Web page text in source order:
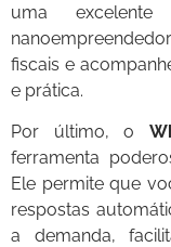
uma
fiscais e
e prática.
Por último, o
ferramenta
Ele permite que
respostas
a demanda,